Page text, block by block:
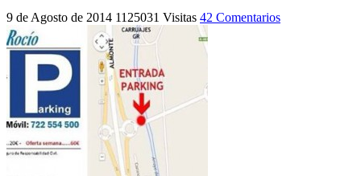
9 de Agosto de 2014 1125031 Visitas 42 Comentarios